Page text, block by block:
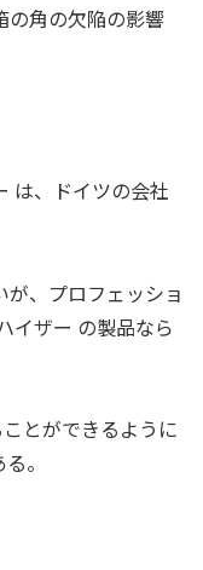
の角の欠陥の影響
は、ドイツの会社
、プロフェッショ
イザー の製品なら
とができるように
。